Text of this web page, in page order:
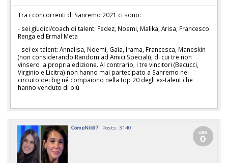
Tra i concorrenti di Sanremo 2021 ci sono:
- sei giudici/coach di talent: Fedez, Noemi, Malika, Arisa, Francesco
Renga ed Ermal Meta
- sei ex-talent: Annalisa, Noemi, Gaia, Irama, Francesca, Maneskin
(non considerando Random ad Amici Speciali), di cui tre non
vinsero la propria edizione. Al contrario, i tre vincitori (Becucci,
Virginio e Licitra) non hanno mai partecipato a Sanremo nel
circuito dei big né compaiono nella top 20 degli ex-talent che
hanno venduto di più
CompNik97 Posts: 3140